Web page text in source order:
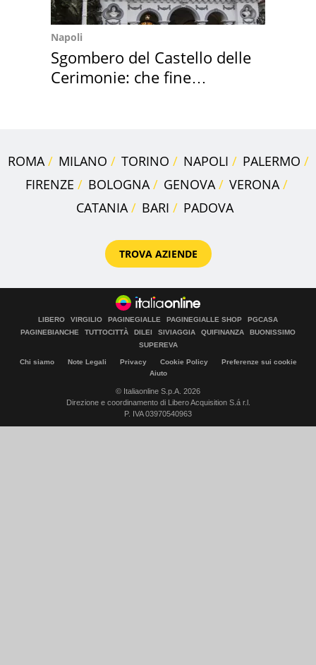
Napoli
Sgombero del Castello delle
Cerimonie: che fine
ROMA MILANO TORINO NAPOLI
PALERMO
FIRENZE
BOLOGNA GENOVA
VERONA
CATANIA
BARI PADOVA
TROVA AZIENDE
LIBERO VIRGILIO PAGINEGIALLE PAGINEGIALLE SHOP
PGCASA
PAGINEBIANCHE
TUTTOCITTÀ DILEI SIVIAGGIA QUIFINANZA
BUONISSIMO
SUPEREVA
Chi siamo Note Legali Privacy Cookie Policy
Preferenze sui cookie
Aiuto
© Italiaonline S.p.A. 2026
Direzione e coordinamento di Libero Acquisition S.á r.l.
P. IVA 03970540963